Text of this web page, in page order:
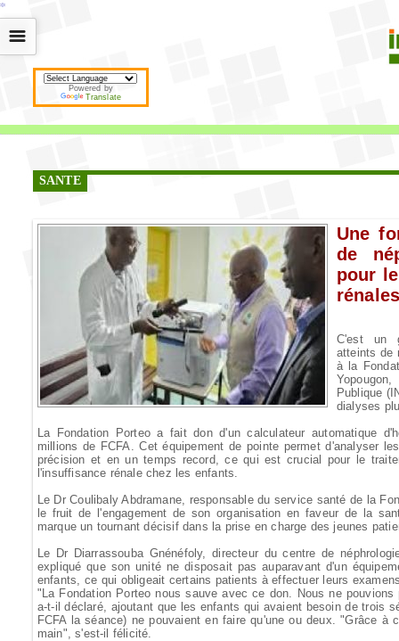
*
*
*
*
*
*
*
*
*
*
*
*
*
*
*
*
*
*
*
*
*
*
*
*
*
*
*
*
*
*
*
*
*
*
*
*
Powered by
Translate
☰
SANTE
Une
de
pour
C'est un
atteints de
à la
Publique
dialyses
La Fondation Porteo a fait don d'un calculateur automatique
millions de FCFA. Cet équipement de pointe permet d'analyser
précision et en un temps record, ce qui est crucial pour le
l'insuffisance rénale chez les enfants.
Le Dr Coulibaly Abdramane, responsable du service santé de la
le fruit de l'engagement de son organisation en faveur de la
marque un tournant décisif dans la prise en charge des jeunes
Le Dr Diarrassouba Gnénéfoly, directeur du centre de
expliqué que son unité ne disposait pas auparavant d'un
enfants, ce qui obligeait certains patients à effectuer leurs
"La Fondation Porteo nous sauve avec ce don. Nous ne
a-t-il déclaré, ajoutant que les enfants qui avaient besoin de trois
FCFA la séance) ne pouvaient en faire qu'une ou deux. "Grâce
main", s'est-il félicité.